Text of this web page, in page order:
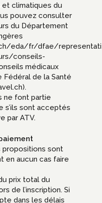
climatiques du
pouvez consulter
du Département
eda/fr/dfae/
conseils-
médicaux
Fédéral de la Santé
ne font partie
s’ils sont acceptés
par ATV.
propositions sont
en aucun cas faire
prix total du
de l’inscription. Si
dans les délais